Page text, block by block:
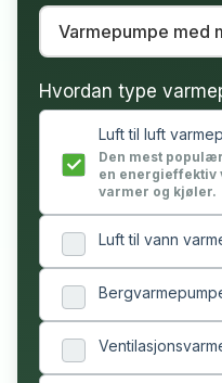
Hvordan type
Luft til luft
Den mest
en energieffektiv
varmer og kjøler.
Luft til vann